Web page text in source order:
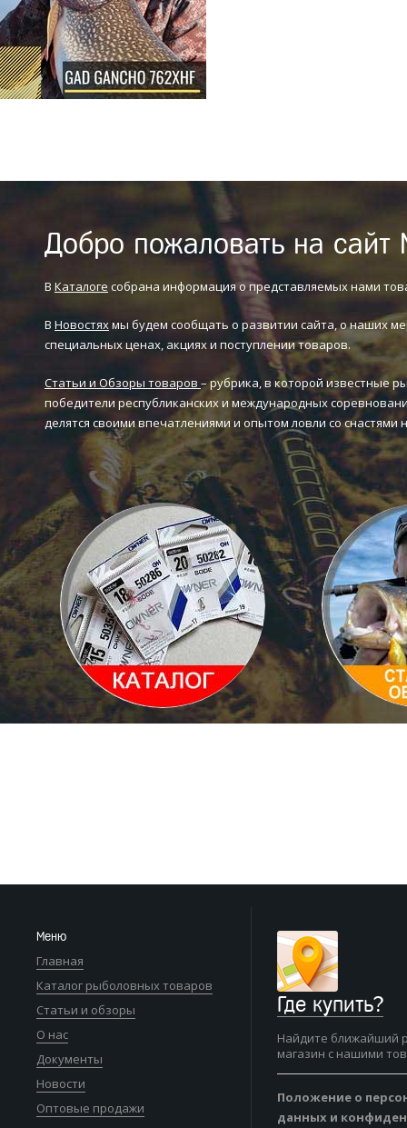
Добро пожаловать на сайт
В Каталоге собрана информация о представляемых нами
В Новостяхмы будем сообщать о развитии сайта, о наших
специальных ценах, акциях и поступлении товаров.
Статьи и Обзоры товаров – рубрика, в которой известные
победители республиканских и международных
делятся своими впечатлениями и опытом ловли со снастями
Каталог товаров Статьи и
Меню
Главная
Каталог рыболовных товаров
Статьи и обзоры
О нас
Документы
Новости
Оптовые продажи
Где купить?
Найдите ближайший
магазин с нашими
Положение о
данных и